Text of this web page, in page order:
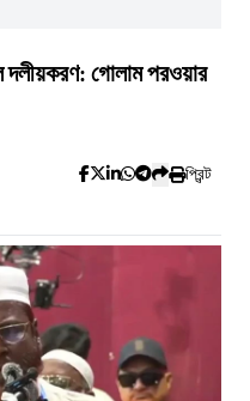
দলীয়করণ: গোলাম পরওয়ার
প্রিন্ট